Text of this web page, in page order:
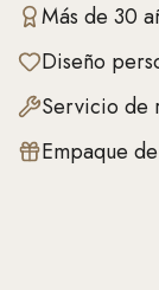
Más de 30
Diseño
Servicio de
Empaque